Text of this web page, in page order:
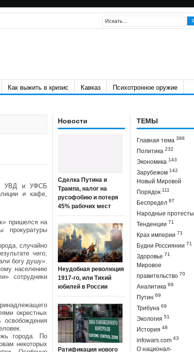
Как выжить в кризис Кавказ
Психотронное оружие
УВД и УФСБ
и кафе,
пришелся на
случайно
чего,
богу душу».
населению
сотрудники
окрестных
города. По
некоторых
Новости
Сделка Путина и
Трампа, налог на
русофобию и потеря
45% рабочих мест
Неудобная революция
1917-го, или Тихий
юбилей в России
Ратификация нового
ТЕМЫ
Главная тема 388
Политика 232
Экономика 143
Зарубежом 142
Новый Мировой
Порядок 111
Беспредел 87
Народные протесты
Тенденции 71
Крах империи 71
Будни Россиянии 71
Здоровье 71
Мировое
правительство 70
Аналитика 69
Путин 69
Трибуна 69
Экология 51
История 48
infowars.com 43
О национал-